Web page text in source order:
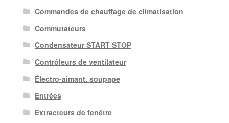
Commandes de chauffage de climatisation
Commutateurs
Condensateur START STOP
Contrôleurs de ventilateur
Électro-aimant. soupape
Entrées
Extracteurs de fenêtre